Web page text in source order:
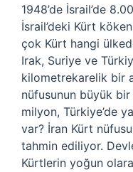
1948’de İsrail’de
İsrail’deki Kürt
çok Kürt hangi
Irak, Suriye ve
kilometrekarelik bir
nüfusunun büyük bir
milyon, Türkiye’de
var? İran Kürt
tahmin ediliyor.
Kürtlerin yoğun